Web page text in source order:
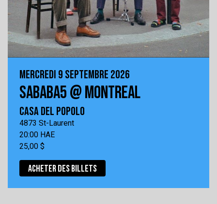
MERCREDI 9 SEPTEMBRE 2026
SABABA5 @ MONTREAL
CASA DEL POPOLO
4873 St-Laurent
20:00 HAE
25,00 $
ACHETER DES BILLETS